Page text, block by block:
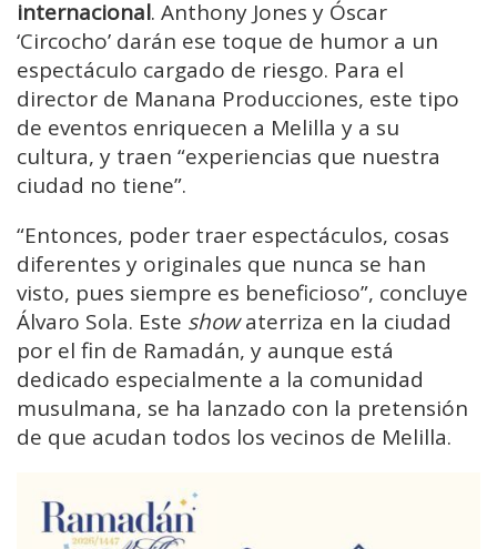
internacional. Anthony Jones y Óscar
‘Circocho’ darán ese toque de humor a un
espectáculo cargado de riesgo. Para el
director de Manana Producciones, este tipo
de eventos enriquecen a Melilla y a su
cultura, y traen “experiencias que nuestra
ciudad no tiene”.
“Entonces, poder traer espectáculos, cosas
diferentes y originales que nunca se han
visto, pues siempre es beneficioso”, concluye
Álvaro Sola. Este showaterriza en la ciudad
por el fin de Ramadán, y aunque está
dedicado especialmente a la comunidad
musulmana, se ha lanzado con la pretensión
de que acudan todos los vecinos de Melilla.